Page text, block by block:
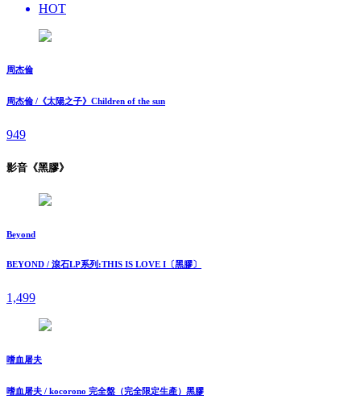
HOT
周杰倫
周杰倫 /《太陽之子》Children of the sun
949
影音《黑膠》
Beyond
BEYOND / 滾石LP系列:THIS IS LOVE I〔黑膠〕
1,499
嗜血屠夫
嗜血屠夫 / kocorono 完全盤（完全限定生產）黑膠